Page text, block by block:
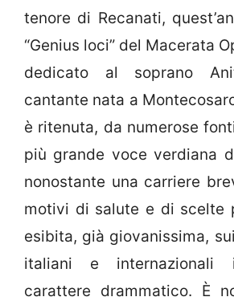
tenore di Recanati,
“Genius loci” del Macerata
dedicato al soprano
cantante nata a
è ritenuta, da numerose
più grande voce verdiana
nonostante una carriere
motivi di salute e di scelte
esibita, già giovanissima,
italiani e
carattere drammatico. È